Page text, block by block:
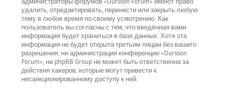
удалить, отредактировать, перенести или закрыть любую
тему в любое время по своему усмотрению. Как
пользователь вы согласны с тем, что введённая вами
информация будет храниться в базе данных. Хотя эта
информация не будет открыта третьим лицам без вашего
разрешения, ни администрация конференции «Oursson
Forum», ни phpBB Group не может быть ответственна за
действия хакеров, которые могут привести к
несанкционированному доступу к ней.